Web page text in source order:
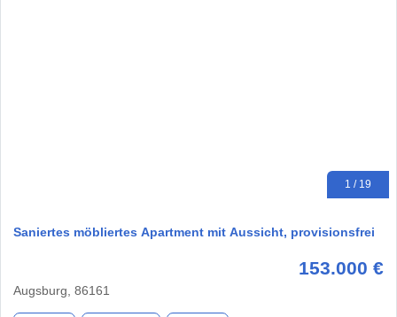
1 / 19
Saniertes möbliertes Apartment mit Aussicht, provisionsfrei
153.000 €
Augsburg, 86161